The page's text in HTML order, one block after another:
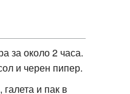
за около 2 часа.
и черен пипер.
и пак в